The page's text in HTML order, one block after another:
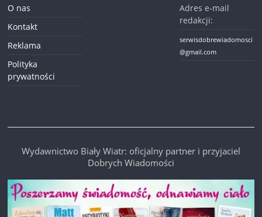
O nas
Kontakt
Reklama
Polityka
prywatności
Adres e-mail
redakcji:
serwisdobrewiadomosci
@gmail.com
Wydawnictwo Biały Wiatr: oficjalny partner i przyjaciel
Dobrych Wiadomości